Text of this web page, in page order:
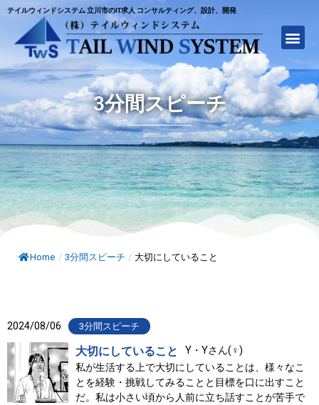
テイルウィンドシステム 立川市のIT求人 コンサルティング、設計、開発
3分間スピーチ
Home / 3分間スピーチ / 大切にしていること
2024/08/06 3分間スピーチ
大切にしていること
Y・Yさん(♀)
私が生活する上で大切にしていることは、様々なこ
とを経験・挑戦してみることと目標を口に出すこと
だ。私は小さい頃から人前に立ち話すことが苦手で